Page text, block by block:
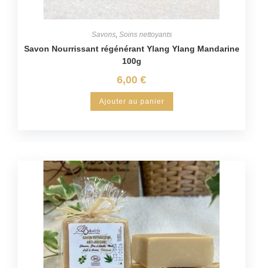
Savons, Soins nettoyants
Savon Nourrissant régénérant Ylang Ylang Mandarine
100g
6,00 €
Ajouter au panier